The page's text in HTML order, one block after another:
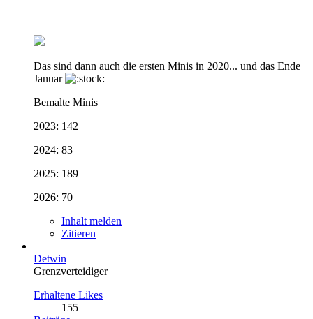
Das sind dann auch die ersten Minis in 2020... und das Ende
Januar
Bemalte Minis
2023: 142
2024: 83
2025: 189
2026: 70
Inhalt melden
Zitieren
Detwin
Grenzverteidiger
Erhaltene Likes
155